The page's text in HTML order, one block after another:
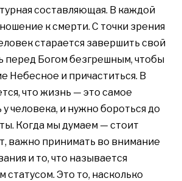
составляющая. В каждой
к смерти. С точки зрения
старается завершить свой
перед Богом безгрешным, чтобы
Небесное и причаститься. В
что жизнь — это самое
у человека, и нужно бороться до
Когда мы думаем — стоит
важно принимать во внимание
и то, что называется
Это то, насколько